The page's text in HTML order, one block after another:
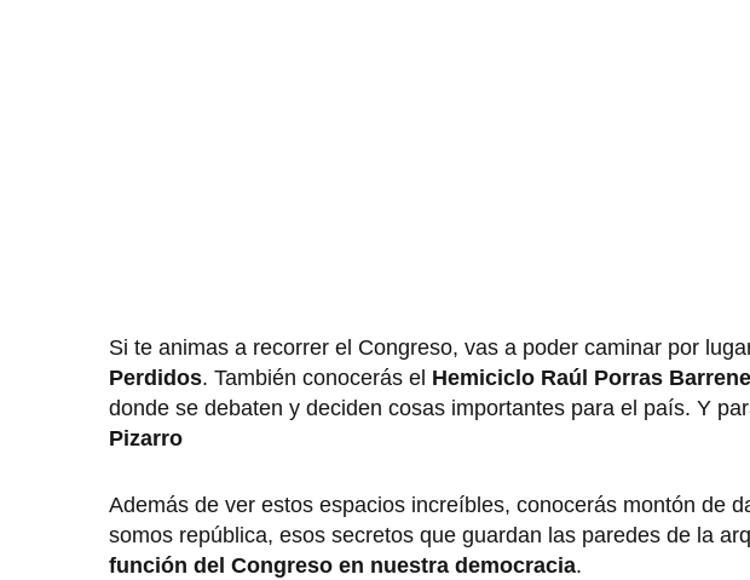
Si te animas a recorrer el Congreso, vas a poder caminar por
Perdidos. También conocerás el Hemiciclo Raúl Porras
donde se debaten y deciden cosas importantes para el país. Y
Pizarro
Además de ver estos espacios increíbles, conocerás montón de
somos república, esos secretos que guardan las paredes de la
función del Congreso en nuestra democracia.